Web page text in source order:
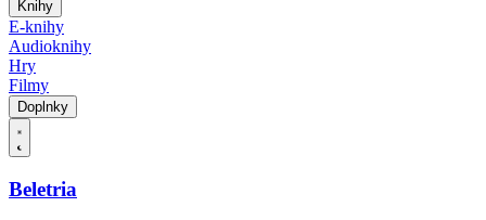
Knihy
E-knihy
Audioknihy
Hry
Filmy
Doplnky
Beletria